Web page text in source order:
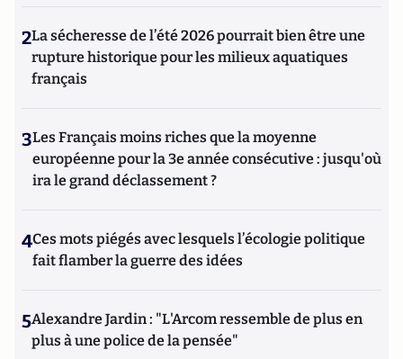
2La sécheresse de l’été 2026 pourrait bien être une
rupture historique pour les milieux aquatiques
français
3Les Français moins riches que la moyenne
européenne pour la 3e année consécutive : jusqu'où
ira le grand déclassement ?
4Ces mots piégés avec lesquels l’écologie politique
fait flamber la guerre des idées
5Alexandre Jardin : "L'Arcom ressemble de plus en
plus à une police de la pensée"